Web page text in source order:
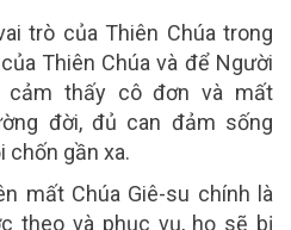
trò của Thiên Chúa trong
Thiên Chúa và để Người
cảm thấy cô đơn và mất
đời, đủ can đảm sống
chốn gần xa.
mất Chúa Giê-su chính là
theo và phục vụ, họ sẽ bị